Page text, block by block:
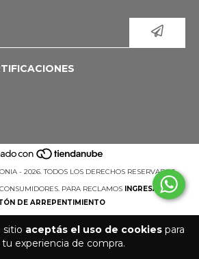
sitio aceptás el uso de cookiespara
tu experiencia de compra.
- 2026. TODOS LOS DERECHOS RESERVADOS.
PARA RECLAMOS INGRESÁ ACÁ.
DE ARREPENTIMIENTO